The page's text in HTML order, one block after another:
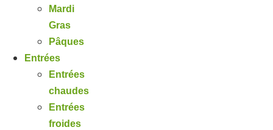
Mardi
Gras
Pâques
Entrées
Entrées
chaudes
Entrées
froides